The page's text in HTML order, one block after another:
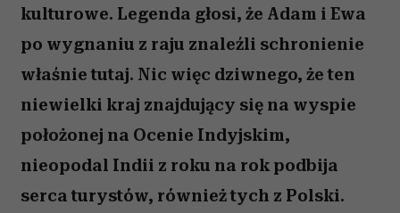
kulturowe. Legenda głosi, że Adam i Ewa
po wygnaniu z raju znaleźli schronienie
właśnie tutaj. Nic więc dziwnego, że ten
niewielki kraj znajdujący się na wyspie
położonej na Ocenie Indyjskim,
nieopodal Indii z roku na rok podbija
serca turystów, również tych z Polski.